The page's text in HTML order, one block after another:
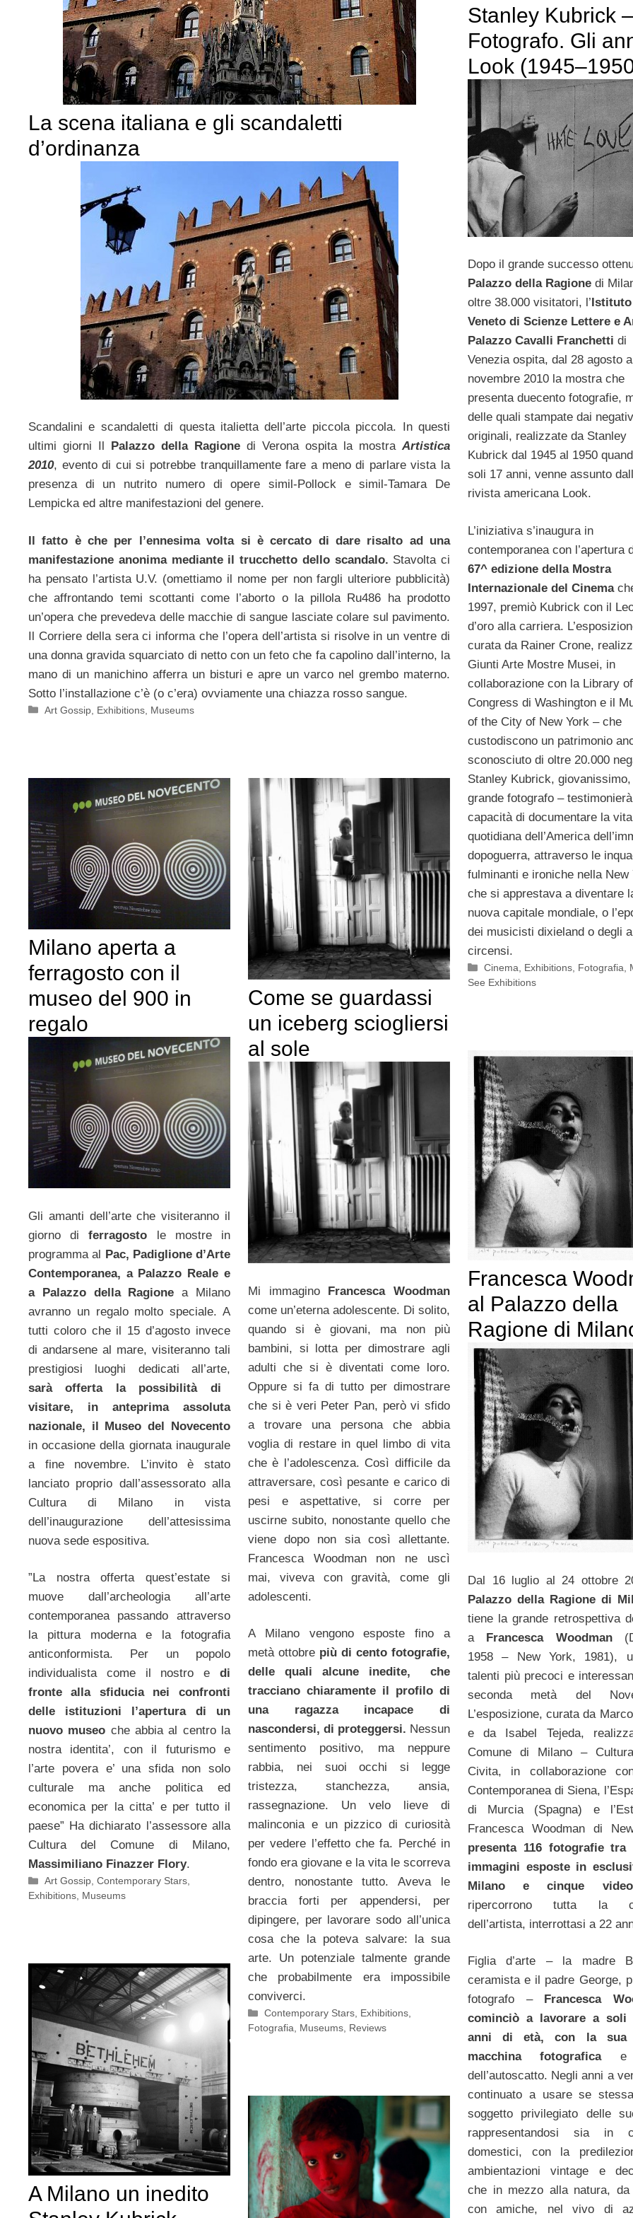
La scena italiana e gli scandaletti
d’ordinanza
Scandalini e scandaletti di questa italietta dell’arte piccola piccola. In questi
ultimi giorni Il Palazzo della Ragione di Verona ospita la mostra Artistica
2010, evento di cui si potrebbe tranquillamente fare a meno di parlare vista la
presenza di un nutrito numero di opere simil-Pollock e simil-Tamara De
Lempicka ed altre manifestazioni del genere.
Il fatto è che per l’ennesima volta si è cercato di dare risalto ad una
manifestazione anonima mediante il trucchetto dello scandalo. Stavolta ci
ha pensato l’artista U.V. (omettiamo il nome per non fargli ulteriore pubblicità)
che affrontando temi scottanti come l’aborto o la pillola Ru486 ha prodotto
un’opera che prevedeva delle macchie di sangue lasciate colare sul pavimento.
Il Corriere della sera ci informa che l’opera dell’artista si risolve in un ventre di
una donna gravida squarciato di netto con un feto che fa capolino dall’interno, la
mano di un manichino afferra un bisturi e apre un varco nel grembo materno.
Sotto l’installazione c’è (o c’era) ovviamente una chiazza rosso sangue.
Categorie
Art Gossip Exhibitions Museums
Stanley Kubrick –
Fotografo. Gli
Look
Dopo il grande successo
Palazzo della Ragionedi
oltre 38.000 visitatori, l’ Istituto
Veneto di Scienze Lettere e
Palazzo Cavalli Franchetti di
Venezia ospita, dal 28 agosto
novembre 2010 la mostra che
presenta duecento fotografie,
delle quali stampate dai
originali, realizzate da Stanley
Kubrick dal 1945 al 1950
soli 17 anni, venne assunto
rivista americana Look.
L’iniziativa s’inaugura in
contemporanea con l’apertura
67^ edizione della Mostra
Internazionale del Cinema
1997, premiò Kubrick con il
d’oro alla carriera.
curata da Rainer Crone,
Giunti Arte Mostre Musei, in
collaborazione con la Library of
Congress di Washington e il
of the City of New York – che
custodiscono un patrimonio
sconosciuto di oltre 20.000
Stanley Kubrick,
grande fotografo –
capacità di documentare la vita
quotidiana dell’America
dopoguerra, attraverso le
fulminanti e ironiche nella New
che si apprestava a diventare
nuova capitale mondiale, o
dei musicisti dixieland o degli
circensi.
Categorie
Cinema Exhibitions Fotografia
See Exhibitions
Milano aperta a
ferragosto con il
museo del 900 in
regalo
Gli amanti dell’arte che visiteranno il
giorno di ferragosto le mostre in
programma al Pac, Padiglione d’Arte
Contemporanea, a Palazzo Reale e
a Palazzo della Ragione a Milano
avranno un regalo molto speciale. A
tutti coloro che il 15 d’agosto invece
di andarsene al mare, visiteranno tali
prestigiosi luoghi dedicati all’arte,
sarà offerta la possibilità di
visitare, in anteprima assoluta
nazionale, il Museo del Novecento
in occasione della giornata inaugurale
a fine novembre. L’invito è stato
lanciato proprio dall’assessorato alla
Cultura di Milano in vista
dell’inaugurazione dell’attesissima
nuova sede espositiva.
”La nostra offerta quest’estate si
muove dall’archeologia all’arte
contemporanea passando attraverso
la pittura moderna e la fotografia
anticonformista. Per un popolo
individualista come il nostro e di
fronte alla sfiducia nei confronti
delle istituzioni l’apertura di un
nuovo museo che abbia al centro la
nostra identita’, con il futurismo e
l’arte povera e’ una sfida non solo
culturale ma anche politica ed
economica per la citta’ e per tutto il
paese” Ha dichiarato l’assessore alla
Cultura del Comune di Milano,
Massimiliano Finazzer Flory.
Categorie
Art Gossip ,Contemporary Stars
Exhibitions Museums
Come se guardassi
un iceberg sciogliersi
al sole
Mi immagino Francesca Woodman
come un’eterna adolescente. Di solito,
quando si è giovani, ma non più
bambini, si lotta per dimostrare agli
adulti che si è diventati come loro.
Oppure si fa di tutto per dimostrare
che si è veri Peter Pan, però vi sfido
a trovare una persona che abbia
voglia di restare in quel limbo di vita
che è l’adolescenza. Così difficile da
attraversare, così pesante e carico di
pesi e aspettative, si corre per
uscirne subito, nonostante quello che
viene dopo non sia così allettante.
Francesca Woodman non ne uscì
mai, viveva con gravità, come gli
adolescenti.
A Milano vengono esposte fino a
metà ottobre più di cento fotografie,
delle quali alcune inedite, che
tracciano chiaramente il profilo di
una ragazza incapace di
nascondersi, di proteggersi. Nessun
sentimento positivo, ma neppure
rabbia, nei suoi occhi si legge
tristezza, stanchezza, ansia,
rassegnazione. Un velo lieve di
malinconia e un pizzico di curiosità
per vedere l’effetto che fa. Perché in
fondo era giovane e la vita le scorreva
dentro, nonostante tutto. Aveva le
braccia forti per appendersi, per
dipingere, per lavorare sodo all’unica
cosa che la poteva salvare: la sua
arte. Un potenziale talmente grande
che probabilmente era impossibile
conviverci.
Categorie
Contemporary Stars Exhibitions
Fotografia
Museums, Reviews
Francesca
al Palazzo della
Ragione di
Dal 16 luglio al 24 ottobre
Palazzo della Ragione di
tiene la grande retrospettiva
a Francesca Woodman
1958 – New York, 1981),
talenti più precoci e
seconda metà del
L’esposizione, curata da
e da Isabel Tejeda,
Comune di Milano –
Civita, in collaborazione
Contemporanea di Siena,
di Murcia (Spagna) e
Francesca Woodman di
presenta 116 fotografie tra
immagini esposte in
Milano e cinque
ripercorrono tutta la
dell’artista, interrottasi a 22
Figlia d’arte – la madre
ceramista e il padre George,
fotografo –Francesca
cominciò a lavorare a soli
anni di età, con la sua
macchina fotografica e
dell’autoscatto. Negli anni a
continuato a usare se
soggetto privilegiato delle
rappresentandosi sia in
domestici, con la
ambientazioni vintage e
che in mezzo alla natura,
con amiche, nel vivo di
A Milano un inedito